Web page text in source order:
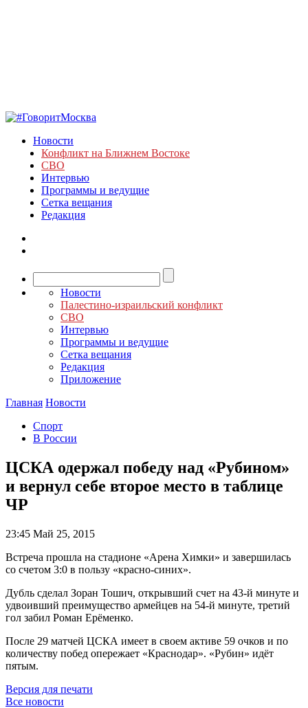
Новости
Конфликт на Ближнем Востоке
СВО
Интервью
Программы и ведущие
Сетка вещания
Редакция
Новости
Палестино-израильский конфликт
СВО
Интервью
Программы и ведущие
Сетка вещания
Редакция
Приложение
Главная Новости
Спорт
В России
ЦСКА одержал победу над «Рубином»
и вернул себе второе место в таблице
ЧР
23:45 Май 25, 2015
Встреча прошла на стадионе «Арена Химки» и завершилась
со счетом 3:0 в пользу «красно-синих».
Дубль сделал Зоран Тошич, открывший счет на 43-й минуте и
удвоивший преимущество армейцев на 54-й минуте, третий
гол забил Роман Ерёменко.
После 29 матчей ЦСКА имеет в своем активе 59 очков и по
количеству побед опережает «Краснодар». «Рубин» идёт
пятым.
Версия для печати
Все новости